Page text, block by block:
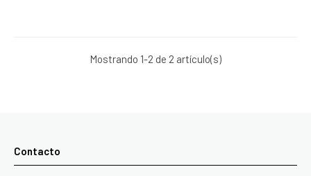
Mostrando 1-2 de 2 artículo(s)
Contacto